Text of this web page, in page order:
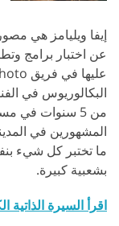
إيفا ويليامز هي
عن اختبار برامج
البكالوريوس في
من 5 سنوات
ما تختبر كل شيء
بشعبية كبيرة.
اقرأ السيرة الذاتية